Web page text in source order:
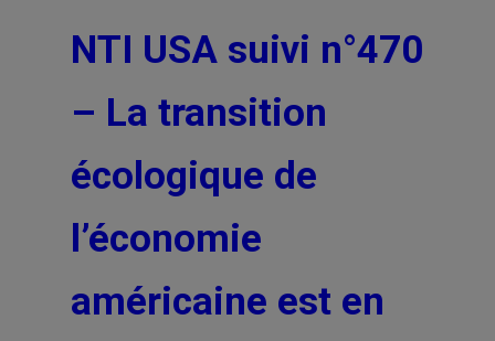
NTI USA suivi n°470
– La transition
écologique de
l’économie
américaine est en